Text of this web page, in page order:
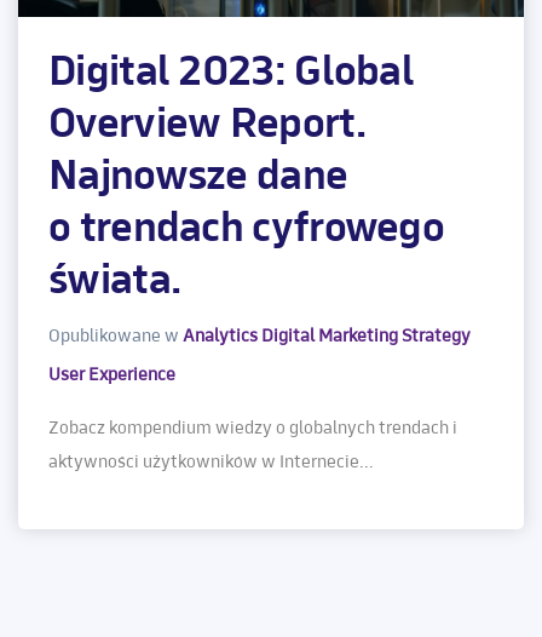
Digital 2023: Global
Overview Report.
Najnowsze dane
o trendach cyfrowego
świata.
Opublikowane w Analytics Digital Marketing Strategy
User Experience
Zobacz kompendium wiedzy o globalnych trendach i
aktywności użytkowników w Internecie...